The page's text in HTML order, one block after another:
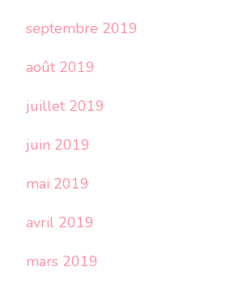
septembre 2019
août 2019
juillet 2019
juin 2019
mai 2019
avril 2019
mars 2019